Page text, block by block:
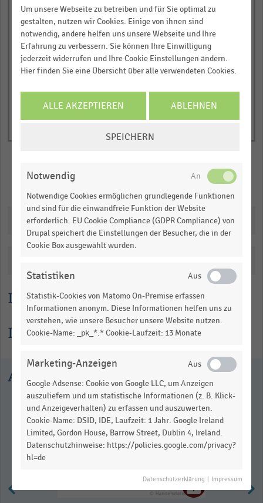
Lesehilfe
Informationen zur Statistik
has
axis
displaying
der
befragten
1.5011287056504599.
View
data
Schon umgesetzt
Umsetzung geplant
Derzeit nicht konkret geplant
End
interactive
chart
JETZT INFORMIEREN
Merken
Downloads
Ausgewählte Statistiken
Um unsere Webseite zu betreiben und für Sie optimal zu
gestalten, nutzen wir Cookies. Einige von ihnen sind
notwendig, andere helfen uns unsere Webseite und Ihre
Erfahrung zu verbessern. Sie können Ihre Einwilligung
jederzeit widerrufen und Ihre Cookie Einstellungen ändern.
Hier finden Sie eine Übersicht über alle verwendeten Cookies.
ALLE AKZEPTIEREN ABLEHNEN
SPEICHERN
Notwendig
Notwendige Cookies ermöglichen grundlegende Funktionen
und sind für die einwandfreie Funktion der Website
erforderlich. EU Cookie Compliance (GDPR Compliance) von
Drupal speichert die Einstellungen der Besucher, die in der
Cookie Box ausgewählt wurden.
Statistiken
Statistik-Cookies von Matomo On-Premise erfassen
Informationen anonym. Diese Informationen helfen uns zu
verstehen, wie unsere Besucher unsere Website nutzen.
Cookie-Name: _pk_*.* Cookie-Laufzeit: 13 Monate
Marketing-Anzeigen
Google Adsense: Cookie von Google LLC, um Anzeigen
auszuliefern und um statistische Informationen (z. B. Klick-
und Anzeigeverhalten) zu erfassen und auszuwerten.
Cookie-Name: DSID, IDE, Laufzeit: 1 Jahr. Google Ireland
Limited, Gordon House, Barrow Street, Dublin 4, Ireland.
Datenschutzhinweise: https://policies.google.com/privacy?
hl=de
Datenschutzerklärung Impressum